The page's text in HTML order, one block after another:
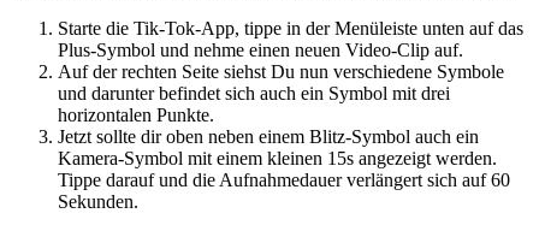
Starte die Tik-Tok-App, tippe in der Menüleiste unten auf das
Plus-Symbol und nehme einen neuen Video-Clip auf.
Auf der rechten Seite siehst Du nun verschiedene Symbole
und darunter befindet sich auch ein Symbol mit drei
horizontalen Punkte.
Jetzt sollte dir oben neben einem Blitz-Symbol auch ein
Kamera-Symbol mit einem kleinen 15s angezeigt werden.
Tippe darauf und die Aufnahmedauer verlängert sich auf 60
Sekunden.